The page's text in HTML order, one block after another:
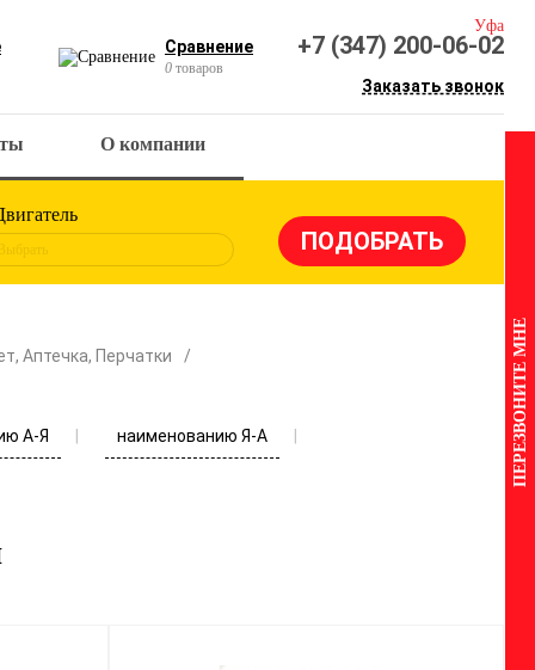
Сравнение
0 товаров
Уфа
+7 (347) 200-06-02
Заказать звонок
О компании
Выбрать
Аптечка, Перчатки
А-Я наименованию Я-А ПЕРЕЗВОНИТЕ МНЕ